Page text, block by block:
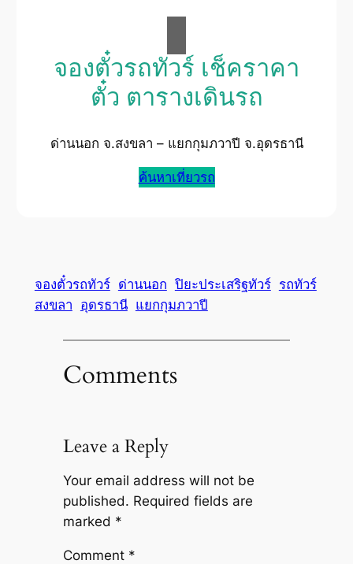
จองตั๋วรถทัวร์ เช็คราคา
ตั๋ว ตารางเดินรถ
ด่านนอก จ.สงขลา – แยกกุมภวาปี จ.อุดรธานี
ค้นหาเที่ยวรถ
จองตั๋วรถทัวร์ ด่านนอก ปิยะประเสริฐทัวร์ รถทัวร์
สงขลา อุดรธานี แยกกุมภวาปี
Comments
Leave a Reply
Your email address will not be
published. Required fields are
marked *
Comment *